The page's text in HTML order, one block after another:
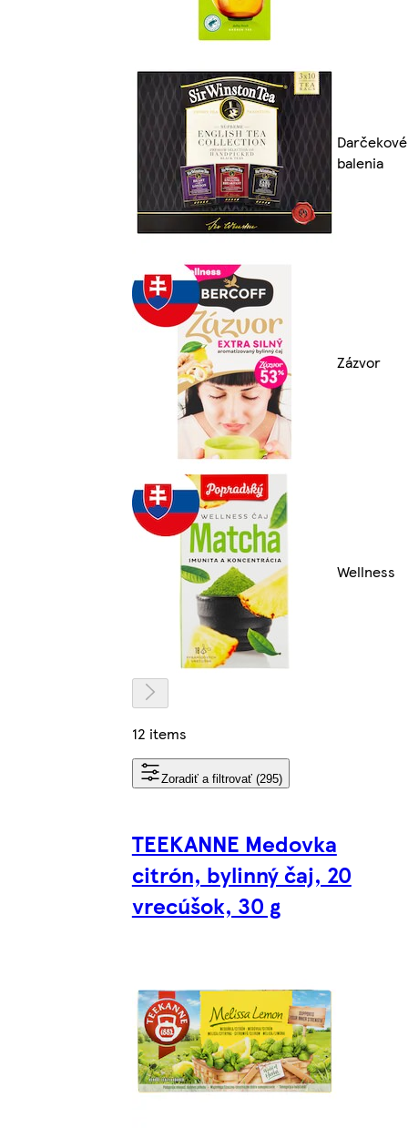
Darčekové
balenia
Zázvor
Wellness
12 items
Zoradiť a filtrovať (295)
TEEKANNE Medovka
citrón, bylinný čaj, 20
vrecúšok, 30 g